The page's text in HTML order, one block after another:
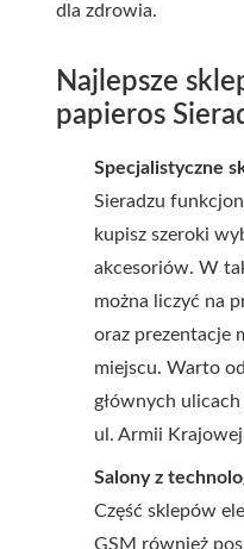
dla zdrowia.
Najlepsze
papieros
Specjalistyczne
Sieradzu
kupisz szeroki
akcesoriów. W
można liczyć na
oraz prezentacje
miejscu. Warto
głównych
ul. Armii
Salony z
Część sklepów
GSM również